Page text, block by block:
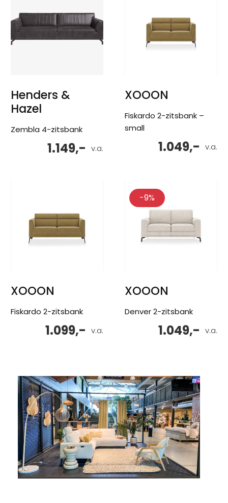
Henders &
Hazel
Zembla 4-zitsbank
v.a.
1.149,-
XOOON
Fiskardo 2-zitsbank –
small
v.a.
1.049,-
XOOON
Fiskardo 2-zitsbank
v.a.
1.099,-
-9%
XOOON
Denver 2-zitsbank
v.a.
1.049,-